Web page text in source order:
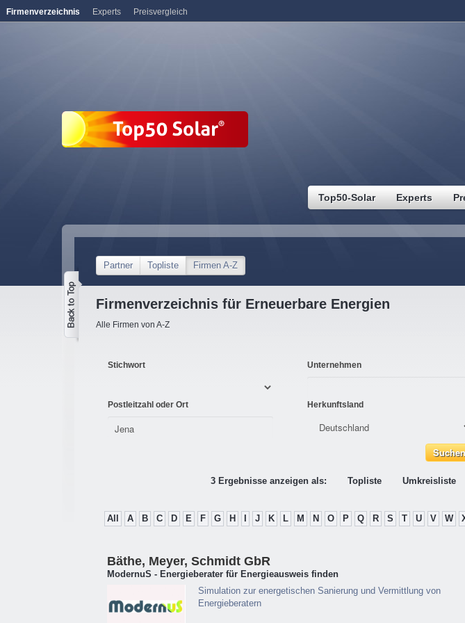
Top50-Solar Experts
Partner Topliste Firmen A-Z
Firmenverzeichnis für Erneuerbare Energien
Alle Firmen von A-Z
Stichwort Unternehmen
Postleitzahl oder Ort Herkunftsland
3 Ergebnisse anzeigen als: Topliste Umkreisliste
All A B C D E F G H J K L M N O P Q R S T U V W
Bäthe, Meyer, Schmidt GbR
ModernuS - Energieberater für Energieausweis finden
Simulation zur energetischen Sanierung und Vermittlung von
Energieberatern
Firmenverzeichnis Experts Preisvergleich